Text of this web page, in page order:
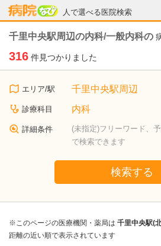
人で選べる医院検索
病院なび
千里中央駅周辺の内科/一般内科の
316 件見つかりました
エリア/駅 千里中央駅周辺
診療科目 内科
詳細条件
(未指定)フリーワード、
で検索できます
検索する
※このページの医療機関・薬局は 千里中央駅(
距離の近い順で表示されています